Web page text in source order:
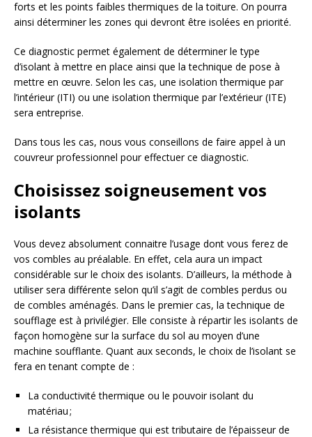
forts et les points faibles thermiques de la toiture. On pourra
ainsi déterminer les zones qui devront être isolées en priorité.
Ce diagnostic permet également de déterminer le type
d’isolant à mettre en place ainsi que la technique de pose à
mettre en œuvre. Selon les cas, une isolation thermique par
l’intérieur (ITI) ou une isolation thermique par l’extérieur (ITE)
sera entreprise.
Dans tous les cas, nous vous conseillons de faire appel à un
couvreur professionnel pour effectuer ce diagnostic.
Choisissez soigneusement vos
isolants
Vous devez absolument connaitre l’usage dont vous ferez de
vos combles au préalable. En effet, cela aura un impact
considérable sur le choix des isolants. D’ailleurs, la méthode à
utiliser sera différente selon qu’il s’agit de combles perdus ou
de combles aménagés. Dans le premier cas, la technique de
soufflage est à privilégier. Elle consiste à répartir les isolants de
façon homogène sur la surface du sol au moyen d’une
machine soufflante. Quant aux seconds, le choix de l’isolant se
fera en tenant compte de :
La conductivité thermique ou le pouvoir isolant du
matériau ;
La résistance thermique qui est tributaire de l’épaisseur de